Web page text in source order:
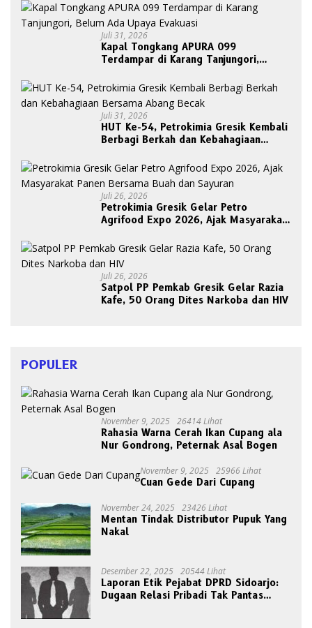
Juli 31, 2026
Kapal Tongkang APURA 099
Terdampar di Karang Tanjungori,
Juli 31, 2026
HUT Ke-54, Petrokimia Gresik Kembali
Berbagi Berkah dan Kebahagiaan
Juli 26, 2026
Petrokimia Gresik Gelar Petro
Agrifood Expo 2026, Ajak Masyarakat
Juli 26, 2026
Satpol PP Pemkab Gresik Gelar Razia
Kafe, 50 Orang Dites Narkoba dan HIV
POPULER
November 9, 2025 26414 Lihat
Rahasia Warna Cerah Ikan Cupang ala
Nur Gondrong, Peternak Asal Bogen
November 9, 2025 25966 Lihat
Cuan Gede Dari Cupang
November 24, 2025 23426 Lihat
Mentan Tindak Distributor Pupuk Yang
Nakal
Desember 22, 2025 20544 Lihat
Laporan Etik Pejabat DPRD Sidoarjo:
Dugaan Relasi Pribadi Tak Pantas